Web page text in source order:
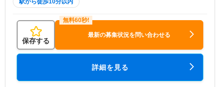
駅から徒歩10分以内
保存する
最新の募集状況を問い合わせる
詳細を見る